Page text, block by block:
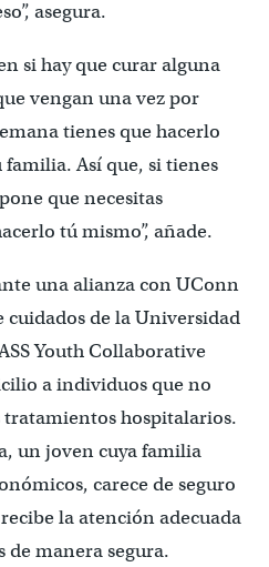
asegura.
si hay que curar alguna
vengan una vez por
tienes que hacerlo
Así que, si tienes
que necesitas
tú mismo”, añade.
una alianza con UConn
de la Universidad
Youth Collaborative
a individuos que no
hospitalarios.
un joven cuya familia
carece de seguro
la atención adecuada
de manera segura.